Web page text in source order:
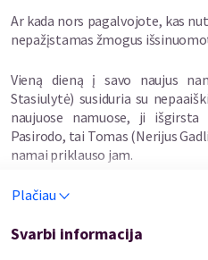
Ar kada nors pagalvojote, kas
nepažįstamas žmogus
Vieną dieną į savo naujus
Stasiulytė) susiduria su
naujuose namuose, ji
Pasirodo, tai Tomas (Nerijus
namai priklauso jam.
Nekilnojamojo turto agentūros
privalo rasti būdą sugyventi.
Plačiau
Svarbi informacija